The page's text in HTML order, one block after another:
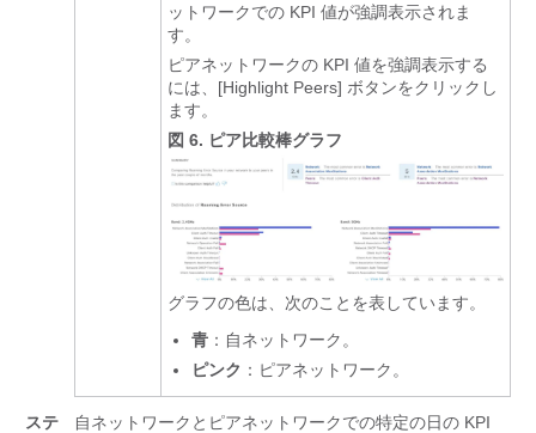
ットワークでの KPI 値が強調表示されま
す。
ピアネットワークの KPI 値を強調表示する
には、[Highlight Peers] ボタンをクリックし
ます。
図 6. ピア比較棒グラフ
グラフの色は、次のことを表しています。
青 ：自ネットワーク。
ピンク ：ピアネットワーク。
ステ
自ネットワークとピアネットワークでの特定の日の KPI